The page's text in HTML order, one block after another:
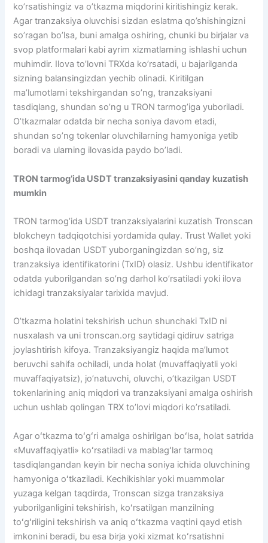
ko’rsatishingiz va o’tkazma miqdorini kiritishingiz kerak.
Agar tranzaksiya oluvchisi sizdan eslatma qo’shishingizni
so’ragan bo’lsa, buni amalga oshiring, chunki bu birjalar va
svop platformalari kabi ayrim xizmatlarning ishlashi uchun
muhimdir. Ilova to’lovni TRXda ko’rsatadi, u bajarilganda
sizning balansingizdan yechib olinadi. Kiritilgan
ma’lumotlarni tekshirgandan so’ng, tranzaksiyani
tasdiqlang, shundan so’ng u TRON tarmog’iga yuboriladi.
O’tkazmalar odatda bir necha soniya davom etadi,
shundan so’ng tokenlar oluvchilarning hamyoniga yetib
boradi va ularning ilovasida paydo bo’ladi.
TRON tarmog’ida USDT tranzaksiyasini qanday kuzatish
mumkin
TRON tarmog’ida USDT tranzaksiyalarini kuzatish Tronscan
blokcheyn tadqiqotchisi yordamida qulay. Trust Wallet yoki
boshqa ilovadan USDT yuborganingizdan so’ng, siz
tranzaksiya identifikatorini (TxID) olasiz. Ushbu identifikator
odatda yuborilgandan so’ng darhol ko’rsatiladi yoki ilova
ichidagi tranzaksiyalar tarixida mavjud.
O’tkazma holatini tekshirish uchun shunchaki TxID ni
nusxalash va uni tronscan.org saytidagi qidiruv satriga
joylashtirish kifoya. Tranzaksiyangiz haqida ma’lumot
beruvchi sahifa ochiladi, unda holat (muvaffaqiyatli yoki
muvaffaqiyatsiz), jo’natuvchi, oluvchi, o’tkazilgan USDT
tokenlarining aniq miqdori va tranzaksiyani amalga oshirish
uchun ushlab qolingan TRX to’lovi miqdori ko’rsatiladi.
Agar oʻtkazma toʻgʻri amalga oshirilgan boʻlsa, holat satrida
«Muvaffaqiyatli» koʻrsatiladi va mablagʻlar tarmoq
tasdiqlangandan keyin bir necha soniya ichida oluvchining
hamyoniga oʻtkaziladi. Kechikishlar yoki muammolar
yuzaga kelgan taqdirda, Tronscan sizga tranzaksiya
yuborilganligini tekshirish, koʻrsatilgan manzilning
toʻgʻriligini tekshirish va aniq oʻtkazma vaqtini qayd etish
imkonini beradi, bu esa birja yoki xizmat koʻrsatishni